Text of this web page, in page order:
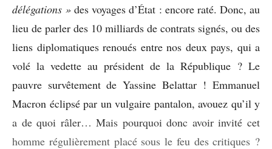
délégations » des voyages d’État : encore raté. Donc, au
lieu de parler des 10 milliards de contrats signés, ou des
liens diplomatiques renoués entre nos deux pays, qui a
volé la vedette au président de la République ? Le
pauvre survêtement de Yassine Belattar ! Emmanuel
Macron éclipsé par un vulgaire pantalon, avouez qu’il y
a de quoi râler… Mais pourquoi donc avoir invité cet
homme régulièrement placé sous le feu des critiques ?